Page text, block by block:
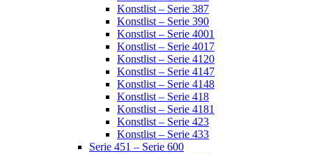
Konstlist – Serie 387
Konstlist – Serie 390
Konstlist – Serie 4001
Konstlist – Serie 4017
Konstlist – Serie 4120
Konstlist – Serie 4147
Konstlist – Serie 4148
Konstlist – Serie 418
Konstlist – Serie 4181
Konstlist – Serie 423
Konstlist – Serie 433
Serie 451 – Serie 600